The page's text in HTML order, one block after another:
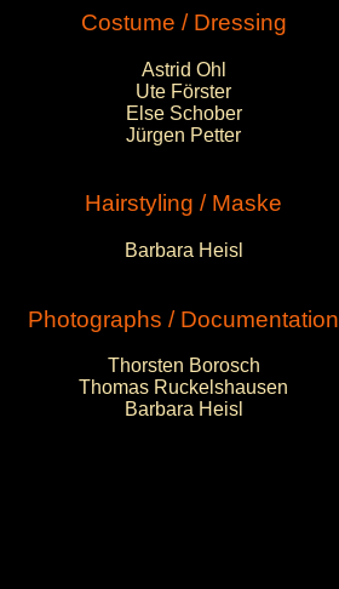
Costume / Dressing
Astrid Ohl
Ute Förster
Else Schober
Jürgen Petter
Hairstyling / Maske
Barbara Heisl
Photographs / Documentation
Thorsten Borosch
Thomas Ruckelshausen
Barbara Heisl